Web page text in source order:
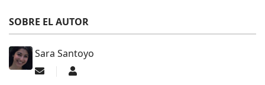
SOBRE EL AUTOR
Sara Santoyo
Suscribirse a las actualizaciones
Sara Santoyo